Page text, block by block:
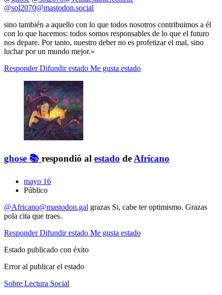
@sol2070@mastodon.social
sino también a aquello con lo que todos nosotros contribuimos a él
con lo que hacemos: todos somos responsables de lo que el futuro
nos depare. Por tanto, nuestro deber no es profetizar el mal, sino
luchar por un mundo mejor.»
Responder Difundir estado Me gusta estado
ghose 📚 respondió al estado de Africano
mayo 16
Público
@Africano@mastodon.gal grazas Si, cabe ter optimismo. Grazas
pola cita que traes.
Responder Difundir estado Me gusta estado
Estado publicado con éxito
Error al publicar el estado
Sobre Lectura Social